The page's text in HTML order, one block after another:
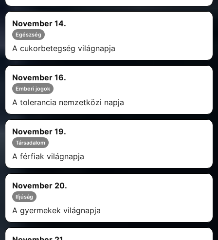
November 14.
Egészség
A cukorbetegség világnapja
November 16.
Emberi jogok
A tolerancia nemzetközi napja
November 19.
Társadalom
A férfiak világnapja
November 20.
Ifjúság
A gyermekek világnapja